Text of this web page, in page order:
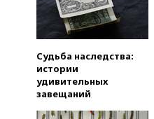
Судьба наследства:
истории
удивительных
завещаний